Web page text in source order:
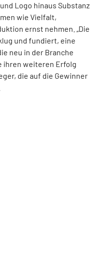
Logo hinaus Substanz
wie Vielfalt,
ernst nehmen. „Die
und fundiert, eine
neu in der Branche
ihren weiteren Erfolg
die auf die Gewinner